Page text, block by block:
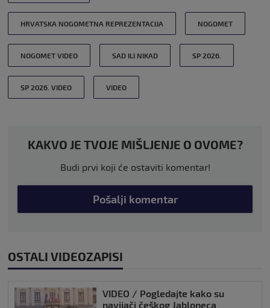
HRVATSKA NOGOMETNA REPREZENTACIJA NOGOMET
NOGOMET VIDEO SAD ILI NIKAD SP 2026.
SP 2026. VIDEO VIDEO
KAKVO JE TVOJE MIŠLJENJE O OVOME?
Budi prvi koji će ostaviti komentar!
Pošalji komentar
OSTALI VIDEOZAPISI
VIDEO / Pogledajte kako su
navijači češkog Jabloneca